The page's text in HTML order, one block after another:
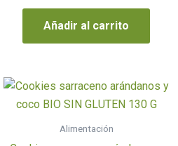
Añadir al carrito
Alimentación